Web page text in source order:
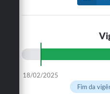
18/02/2025
Fim da